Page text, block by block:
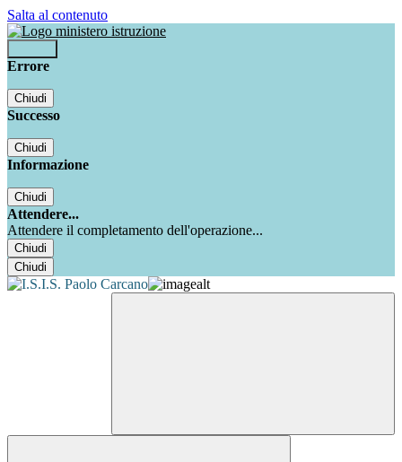
Salta al contenuto
Errore
Chiudi
Successo
Chiudi
Informazione
Chiudi
Attendere...
Attendere il completamento dell'operazione...
Chiudi
Chiudi